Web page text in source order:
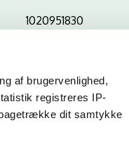
af brugervenlighed,
registreres IP-
dit samtykke
1020951830
P-nr